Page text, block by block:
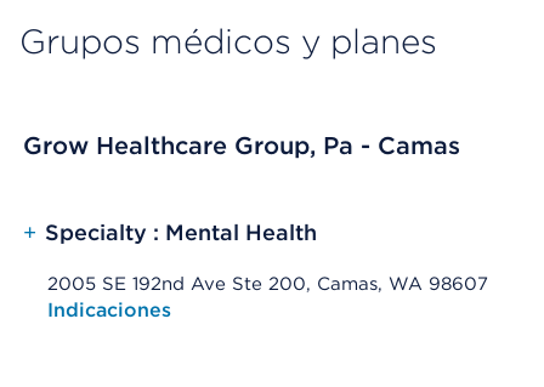
Grupos médicos y planes
Grow Healthcare Group, Pa - Camas
+ Specialty : Mental Health
2005 SE 192nd Ave Ste 200, Camas, WA 98607
Opens native map application on mobile devices
Indicaciones